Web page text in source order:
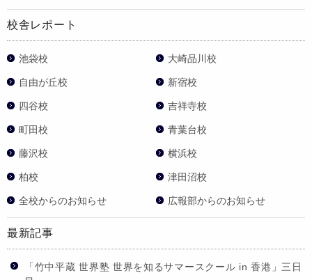
校舎レポート
池袋校 大崎品川校
自由が丘校 新宿校
四谷校 吉祥寺校
町田校 青葉台校
藤沢校 横浜校
柏校 津田沼校
全校からのお知らせ 広報部からのお知らせ
最新記事
「竹中平蔵 世界塾 世界を知るサマースクール in 香港」三日